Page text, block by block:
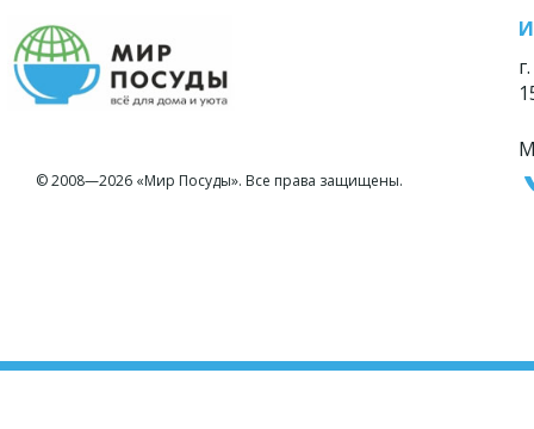
© 2008—2026 «Мир Посуды». Все права защищены.